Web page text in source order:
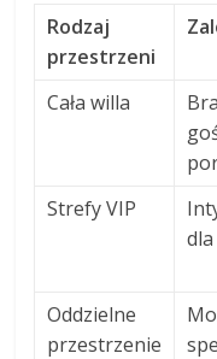
Rodzaj
przestrzeni
Cała willa
Strefy VIP
Oddzielne
przestrzenie